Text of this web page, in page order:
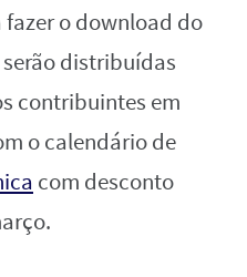
o download do
distribuídas
contribuintes em
o calendário de
com desconto